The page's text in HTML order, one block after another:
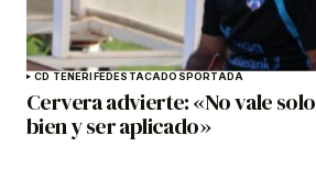
CD TENERIFEDESTACADOSPORTADA
Cervera advierte: «No vale
bien y ser aplicado»